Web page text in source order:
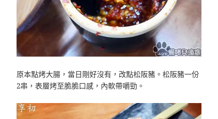
原本點烤大腸，當日剛好沒有，改點松阪豬。松阪豬一份
2串，表層烤至脆脆口感，內軟帶嚼勁。